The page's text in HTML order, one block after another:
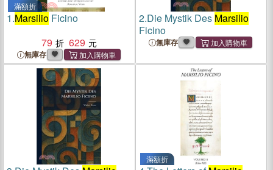
滿額折
1.Marsilio Ficino
79
629
無庫存
2.Die Mystik Des Marsilio
Ficino
無庫存
滿額折